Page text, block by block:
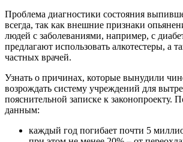
Проблема диагностики состояния
всегда, так как внешние признаки
людей с заболеваниями, например, с
предлагают использовать алкотестеры, а
частных врачей.
Узнать о причинах, которые вынудили
возрождать систему учреждений для
пояснительной записке к
данным:
каждый год погибает почти 5